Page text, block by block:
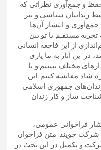
و جمع‌‌آوری نظراتی که
زندانیان سیاسی‌ و نیز
و انتشار آن‌ها
مستقیم با توابین
از این فاجعه انسانی
در این آثار به ما یاری
مختلف ببینیم و با
شاه مقایسه کنیم. این
جمهوری اسلامی
ساز و کار زندان
فراخوانی عمومی،
شرکت جویند. متن فراخوان
و تکمیل در این بحث در